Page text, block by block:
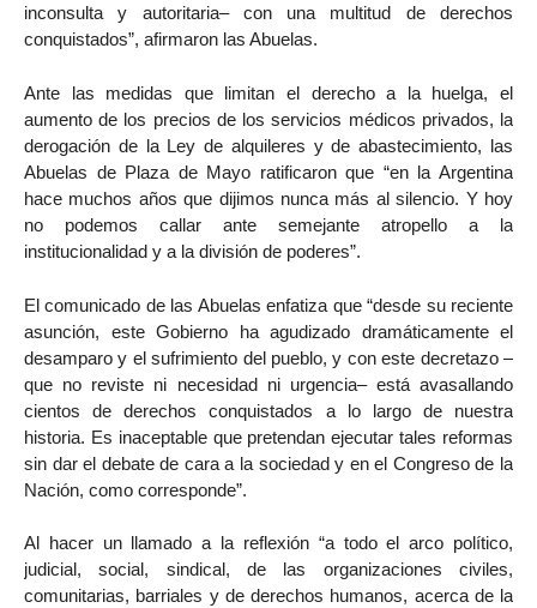
inconsulta y autoritaria– con una multitud de derechos
conquistados”, afirmaron las Abuelas.
Ante las medidas que limitan el derecho a la huelga, el
aumento de los precios de los servicios médicos privados, la
derogación de la Ley de alquileres y de abastecimiento, las
Abuelas de Plaza de Mayo ratificaron que “en la Argentina
hace muchos años que dijimos nunca más al silencio. Y hoy
no podemos callar ante semejante atropello a la
institucionalidad y a la división de poderes”.
El comunicado de las Abuelas enfatiza que “desde su reciente
asunción, este Gobierno ha agudizado dramáticamente el
desamparo y el sufrimiento del pueblo, y con este decretazo –
que no reviste ni necesidad ni urgencia– está avasallando
cientos de derechos conquistados a lo largo de nuestra
historia. Es inaceptable que pretendan ejecutar tales reformas
sin dar el debate de cara a la sociedad y en el Congreso de la
Nación, como corresponde”.
Al hacer un llamado a la reflexión “a todo el arco político,
judicial, social, sindical, de las organizaciones civiles,
comunitarias, barriales y de derechos humanos, acerca de la